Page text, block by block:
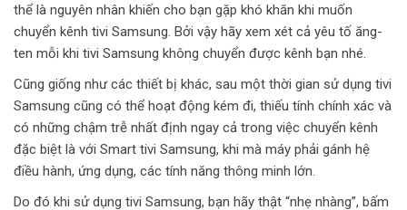
thể là nguyên nhân khiến cho bạn gặp khó khăn khi muốn
chuyển kênh tivi Samsung. Bởi vậy hãy xem xét cả yêu tố ăng-
ten mỗi khi tivi Samsung không chuyển được kênh bạn nhé.
Cũng giống như các thiết bị khác, sau một thời gian sử dụng tivi
Samsung cũng có thể hoạt động kém đi, thiếu tính chính xác và
có những chậm trễ nhất định ngay cả trong việc chuyển kênh
đặc biệt là với Smart tivi Samsung, khi mà máy phải gánh hệ
điều hành, ứng dụng, các tính năng thông minh lớn.
Do đó khi sử dụng tivi Samsung, bạn hãy thật “nhẹ nhàng”, bấm